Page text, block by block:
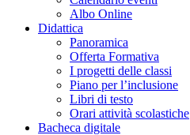
Albo Online
Didattica
Panoramica
Offerta Formativa
I progetti delle classi
Piano per l’inclusione
Libri di testo
Orari attività scolastiche
Bacheca digitale